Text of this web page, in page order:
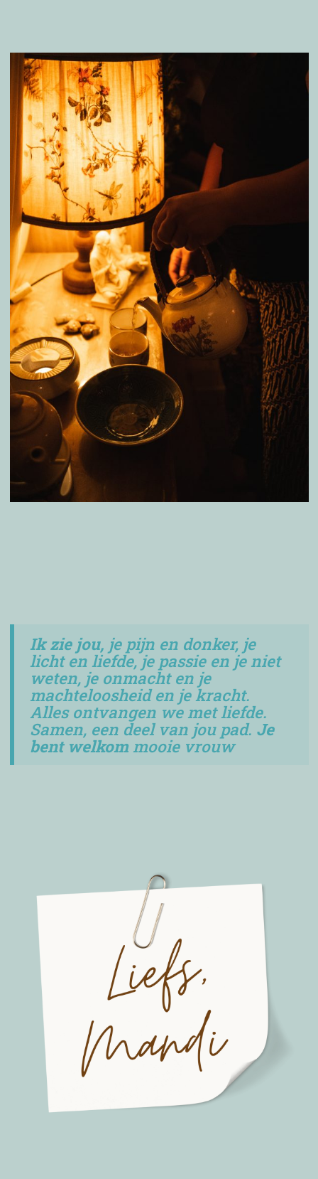
Ik zie jou, je pijn en donker, je
licht en liefde, je passie en je niet
weten, je onmacht en je
machteloosheid en je kracht.
Alles ontvangen we met liefde.
Samen, een deel van jou pad. Je
bent welkom mooie vrouw